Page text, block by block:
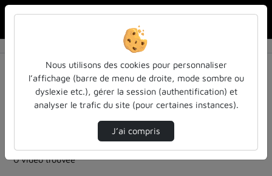
Résultats de la recherche
Filtres actifs (cliquer pour en retirer) :
culture-sciences-et-societe
Français
colloques-et-conferences
technologies
le-brunch-le-gout-de-partager-ses-idees
0 vidéo trouvée
Nous utilisons des cookies pour personnaliser
l’affichage (barre de menu de droite, mode sombre ou
dyslexie etc.), gérer la session (authentification) et
analyser le trafic du site (pour certaines instances).
J’ai compris